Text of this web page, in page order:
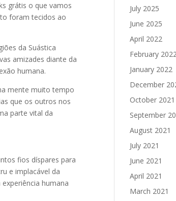
grátis o que vamos
foram tecidos ao
da Suástica
amizades diante da
humana.
mente muito tempo
que os outros nos
parte vital da
fios díspares para
e implacável da
humana
July 2025
June 2025
April 2022
February
January 2022
December
October 2021
September
August 2021
July 2021
June 2021
April 2021
March 2021